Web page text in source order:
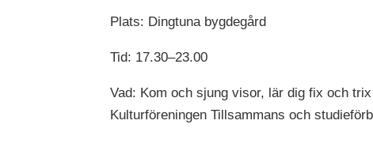
Plats: Dingtuna bygdegård
Tid: 17.30–23.00
Vad: Kom och sjung visor, lär dig fix och
Kulturföreningen Tillsammans och